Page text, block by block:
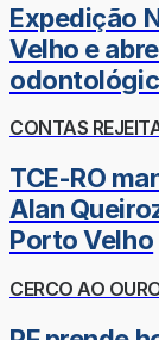
Expedição
Velho e
CONTAS
TCE-RO
Alan
Porto Velho
CERCO AO